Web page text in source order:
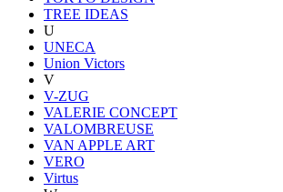
TREE IDEAS
U
UNECA
Union Victors
V
V-ZUG
VALERIE CONCEPT
VALOMBREUSE
VAN APPLE ART
VERO
Virtus